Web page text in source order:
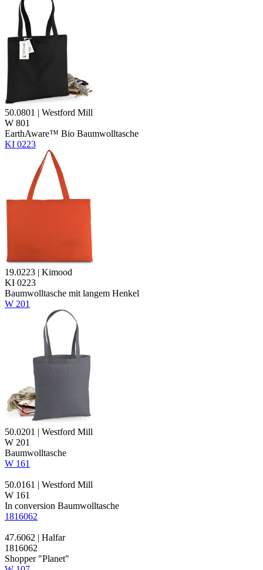
50.0801 | Westford Mill
W 801
EarthAware™ Bio Baumwolltasche
KI 0223
19.0223 | Kimood
KI 0223
Baumwolltasche mit langem Henkel
W 201
50.0201 | Westford Mill
W 201
Baumwolltasche
W 161
50.0161 | Westford Mill
W 161
In conversion Baumwolltasche
1816062
47.6062 | Halfar
1816062
Shopper "Planet"